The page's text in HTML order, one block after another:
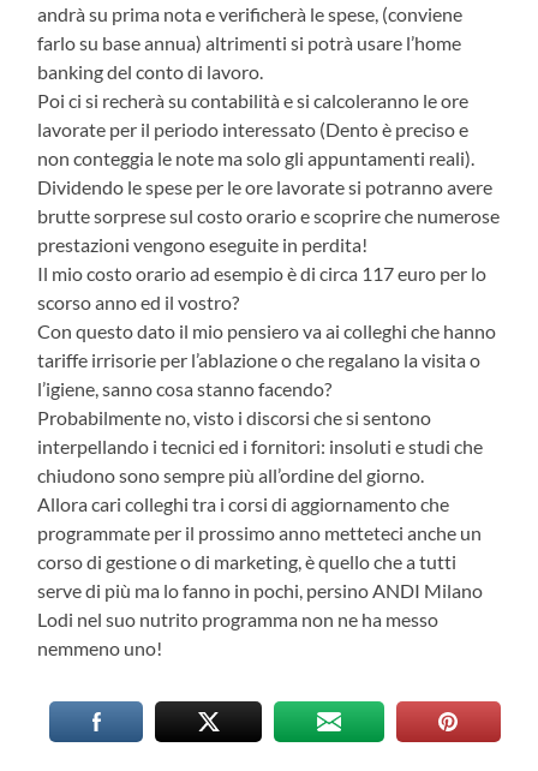
andrà su prima nota e verificherà le spese, (conviene
farlo su base annua) altrimenti si potrà usare l’home
banking del conto di lavoro.
Poi ci si recherà su contabilità e si calcoleranno le ore
lavorate per il periodo interessato (Dento è preciso e
non conteggia le note ma solo gli appuntamenti reali).
Dividendo le spese per le ore lavorate si potranno avere
brutte sorprese sul costo orario e scoprire che numerose
prestazioni vengono eseguite in perdita!
Il mio costo orario ad esempio è di circa 117 euro per lo
scorso anno ed il vostro?
Con questo dato il mio pensiero va ai colleghi che hanno
tariffe irrisorie per l’ablazione o che regalano la visita o
l’igiene, sanno cosa stanno facendo?
Probabilmente no, visto i discorsi che si sentono
interpellando i tecnici ed i fornitori: insoluti e studi che
chiudono sono sempre più all’ordine del giorno.
Allora cari colleghi tra i corsi di aggiornamento che
programmate per il prossimo anno metteteci anche un
corso di gestione o di marketing, è quello che a tutti
serve di più ma lo fanno in pochi, persino ANDI Milano
Lodi nel suo nutrito programma non ne ha messo
nemmeno uno!